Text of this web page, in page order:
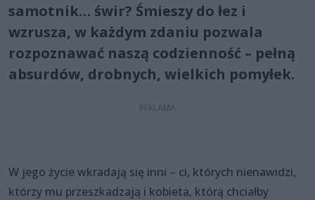
samotnik… świr? Śmieszy do łez i
wzrusza, w każdym zdaniu pozwala
rozpoznawać naszą codzienność – pełną
absurdów, drobnych, wielkich pomyłek.
W jego życie wkradają się inni – ci, których nienawidzi,
którzy mu przeszkadzają i kobieta, którą chciałby